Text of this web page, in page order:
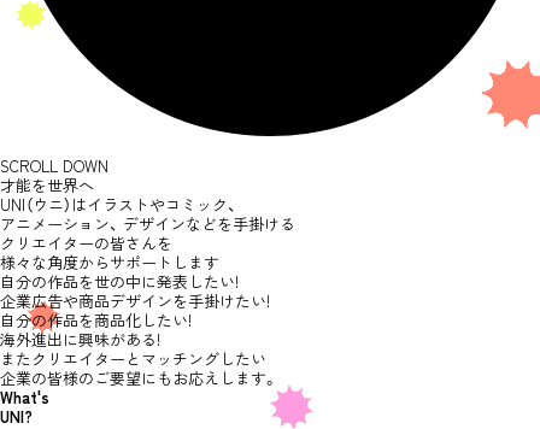
SCROL L DOWN
才能を世界へ
UNI（ウニ）はイラストやコミック、
アニメーション、 デザインなどを手掛ける
クリエイターの皆さんを
様々な角度からサポートします
自分の作品を世の中に発表したい!
企業広告や商品デザインを手掛けたい!
自分の作品を商品化したい!
海外進出に興味がある!
またクリエイターとマッチングしたい
企業の皆様のご要望にもお応えします。
What's
UNI?